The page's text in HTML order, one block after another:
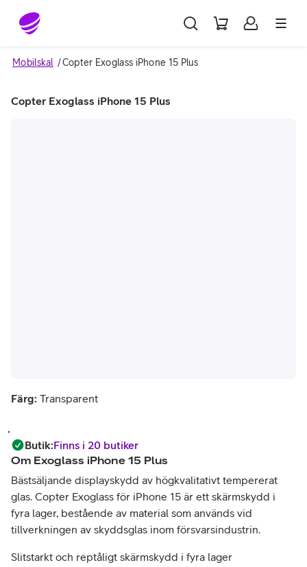
Gå till sidans innehåll
Mobilskal Copter Exoglass iPhone 15 Plus
Copter Exoglass iPhone 15 Plus
Färg: Transparent
Butik:Finns i 20 butiker
Om Exoglass iPhone 15 Plus
Bästsäljande displayskydd av högkvalitativt tempererat
glas. Copter Exoglass för iPhone 15 är ett skärmskydd i
fyra lager, bestående av material som används vid
tillverkningen av skyddsglas inom försvarsindustrin.
Slitstarkt och reptåligt skärmskydd i fyra lager